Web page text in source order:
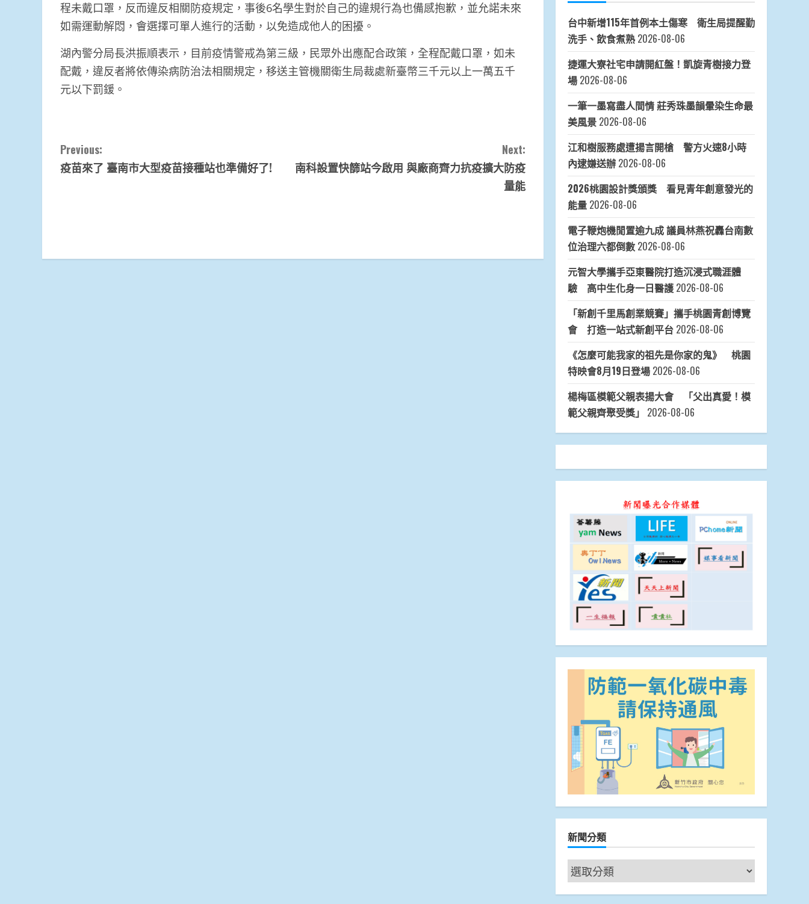
程未戴口罩，反而違反相關防疫規定，事後6名學生對於自己的違規行為也備感抱歉，並允諾未來
如需運動解悶，會選擇可單人進行的活動，以免造成他人的困擾。
湖內警分局長洪振順表示，目前疫情警戒為第三級，民眾外出應配合政策，全程配戴口罩，如未
配戴，違反者將依傳染病防治法相關規定，移送主管機關衛生局裁處新臺幣三千元以上一萬五千
元以下罰鍰。
Continue
Reading
Previous:
疫苗來了 臺南市大型疫苗接種站也準備好了!
Next:
南科設置快篩站今啟用 與廠商齊力抗疫擴大防疫
量能
台中新增115年首例本土傷寒 衛生局提醒勤
洗手、飲食煮熟 2026-08-06
捷運大寮社宅申請開紅盤！凱旋青樹接力登
場 2026-08-06
一筆一墨寫盡人間情 莊秀珠墨韻暈染生命最
美風景 2026-08-06
江和樹服務處遭揚言開槍 警方火速8小時
內逮嫌送辦 2026-08-06
2026桃園設計獎頒獎 看見青年創意發光的
能量 2026-08-06
電子鞭炮機閒置逾九成 議員林燕祝轟台南數
位治理六都倒數 2026-08-06
元智大學攜手亞東醫院打造沉浸式職涯體
驗 高中生化身一日醫護 2026-08-06
「新創千里馬創業競賽」攜手桃園青創博覽
會 打造一站式新創平台 2026-08-06
《怎麼可能我家的祖先是你家的鬼》 桃園
特映會8月19日登場 2026-08-06
楊梅區模範父親表揚大會 「父出真愛！模
範父親齊聚受獎」 2026-08-06
新聞分類
新
聞